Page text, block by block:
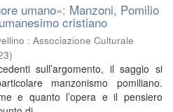
umano»: Manzoni, Pomilio
cristiano
: Associazione Culturale
)
sull’argomento, il saggio si
manzonismo pomiliano.
e quanto l’opera e il pensiero